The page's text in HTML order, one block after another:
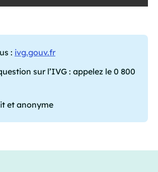
: ivg.gouv.fr
sur l’IVG : appelez le 0 800
et anonyme